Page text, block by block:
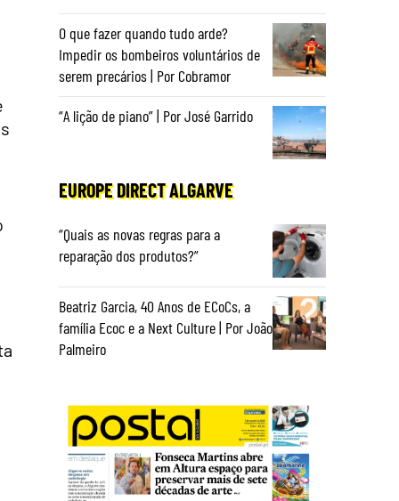
O que fazer quando tudo arde?
Impedir os bombeiros voluntários de
serem precários | Por Cobramor
“A lição de piano” | Por José Garrido
EUROPE DIRECT ALGARVE
“Quais as novas regras para a
reparação dos produtos?”
Beatriz Garcia, 40 Anos de ECoCs, a
família Ecoc e a Next Culture | Por João
Palmeiro